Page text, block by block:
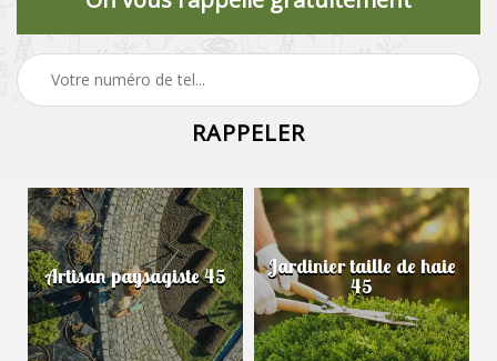
Artisan paysagiste 45 Jardinier taille de haie
45